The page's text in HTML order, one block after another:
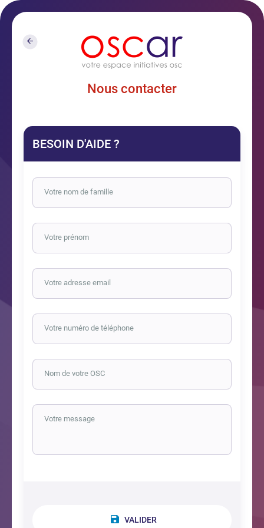
Nous contacter
BESOIN D'AIDE ?
Votre nom de famille
Votre prénom
Votre adresse email
Votre numéro de téléphone
Nom de votre OSC
Votre message
VALIDER